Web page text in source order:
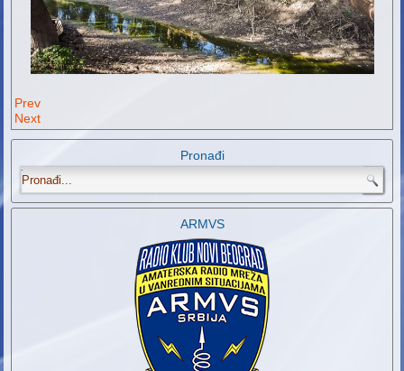
Prev
Next
Pronađi
.
ARMVS